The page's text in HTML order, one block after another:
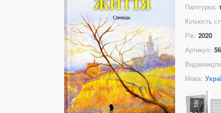
Палітурка:
Кількість
Рік: 2020
Артикул:
Мова: